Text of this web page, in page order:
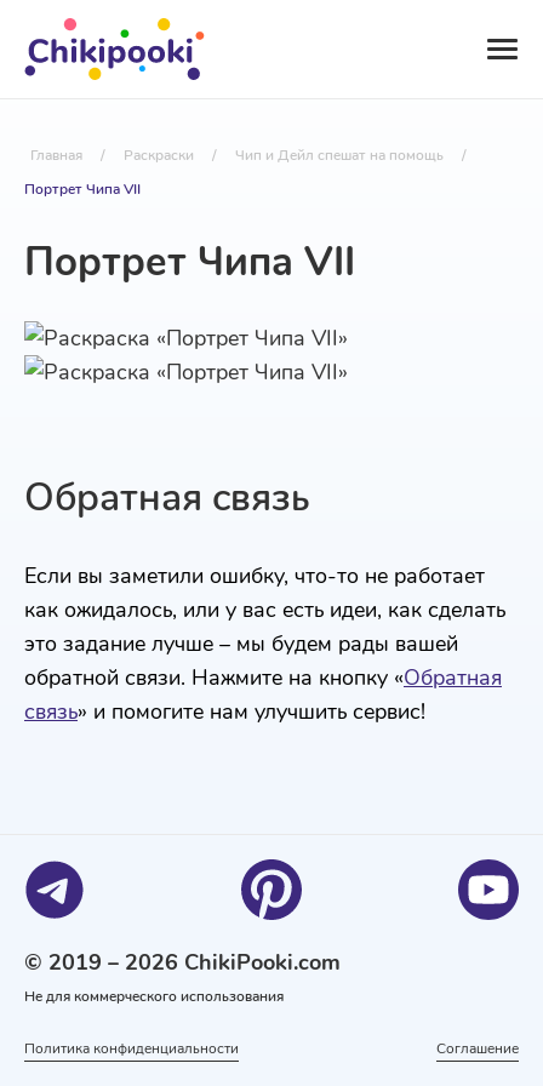
Главная / Раскраски / Чип и Дейл спешат на помощь
/
Портрет Чипа VII
Портрет Чипа VII
Обратная связь
Если вы заметили ошибку, что-то не работает
как ожидалось, или у вас есть идеи, как сделать
это задание лучше – мы будем рады вашей
обратной связи. Нажмите на кнопку «Обратная
связь» и помогите нам улучшить сервис!
© 2019 – 2026 ChikiPooki.com
Не для коммерческого использования
Политика конфиденциальности Соглашение